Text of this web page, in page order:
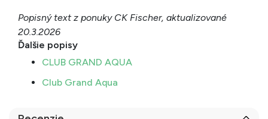
Popisný text z ponuky CK Fischer, aktualizované
20.3.2026
Ďalšie popisy
CLUB GRAND AQUA
Club Grand Aqua